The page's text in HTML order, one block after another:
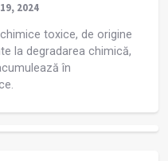
2024
toxice, de origine
la degradarea chimică,
în